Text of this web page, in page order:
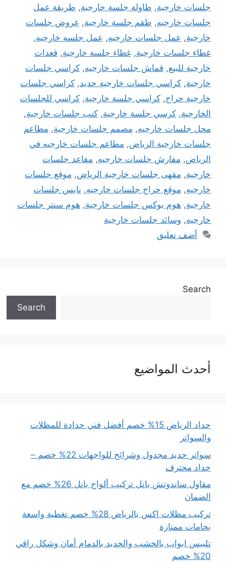
جلسات خارجية, طاولة جلسة خارجية, طريقة عمل
جلسات خارجيه, طقم جلسة خارجية, عروض جلسات
خارجية, عمل جلسات خارجيه, عمل جلسه خارجيه,
غطاء جلسات خارجية, غطاء جلسة خارجية, قعدات
خارجية للبيع, قماش جلسات خارجيه, كراسي جلسات
خارجية, كراسي جلسات خارجية حديد, كراسي جلسات
خارجية حراج, كراسي جلسة خارجية, كراسي للجلسات
الخارجية, كرسي جلسة خارجية, كنب جلسات خارجية,
محل جلسات خارجيه, مصمم جلسات خارجية, مطاعم
جلسات خارجية الرياض, مطاعم جلسات خارجيه في
الرياض, مفارش جلسات خارجيه, مقاعد جلسات
خارجية, مقهى جلسات خارجية الرياض, موقع جلسات
خارجيه, موقع حراج جلسات خارجيه, نايس جلسات
خارجية, هوم بوكس جلسات خارجية, هوم سنتر جلسات
خارجيه, وسائد جلسات خارجية
أضف تعليق
Search
Search
أحدث المواضيع
حداد الرياض 15% خصم أفضل فني حدادة للمظلات
والسواتر
سواتر حديد مجدول وشرائح للواجهات 22% خصم –
حداد محترف
مقاول ساندوتش بانل تركيب ألواح بانل 26% خصم مع
الضمان
تركيب مظلات اكس بالرياض 28% خصم تغطية واسعة
بخامات ممتازة
تلبيس ابواب بالخشب والحديد بالدمام أمان وشكل راقي
20% خصم